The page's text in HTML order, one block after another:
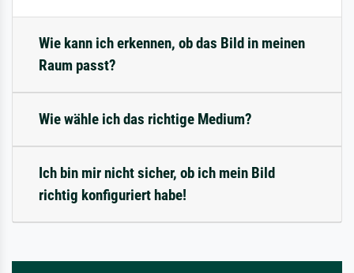
Wie kann ich erkennen, ob das Bild in meinen
Raum passt?
Wie wähle ich das richtige Medium?
Ich bin mir nicht sicher, ob ich mein Bild
richtig konfiguriert habe!